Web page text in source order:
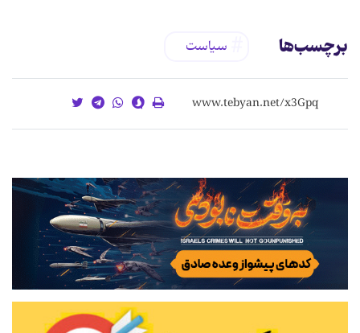
برچسب‌ها سیاست